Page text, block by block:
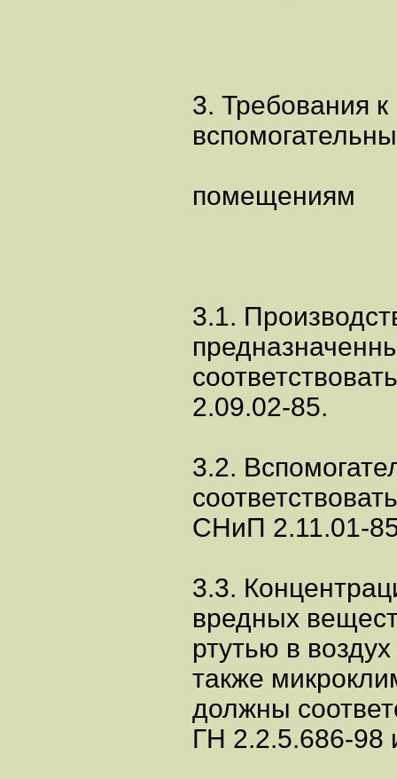
3. Требования
помещениям
3.1.
2.09.02-85.
3.2.
СНиП 2.11.01-
3.3.
вредных
ртутью в
также
должны
ГН 2.2.5.686-